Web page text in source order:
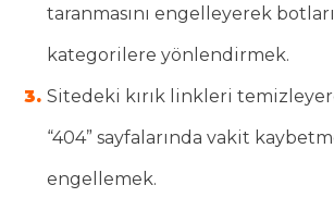
taranmasını engelleyerek
kategorilere yönlendirmek.
Sitedeki kırık linkleri
“404” sayfalarında vakit
engellemek.